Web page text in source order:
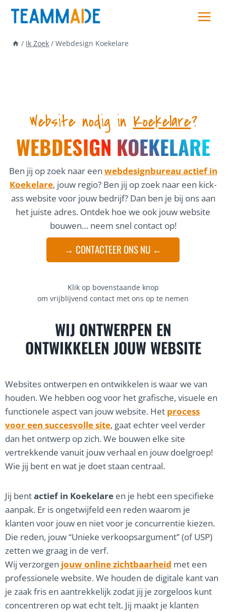
Skip
/ Ik Zoek / Webdesign Koekelare
Website nodig inKoekelare?
WEBDESIGN KOEKELARE
Ben jij op zoek naar een webdesignbureau actief in
Koekelare, jouw regio? Ben jij op zoek naar een kick-
ass website voor jouw bedrijf? Dan ben je bij ons aan
het juiste adres. Ontdek hoe we ook jouw website
bouwen… neem snel contact op!
→ CONTACTEER ONS NU ←
Klik op bovenstaande knop
om vrijblijvend contact met ons op te nemen
WIJ ONTWERPEN EN
ONTWIKKELEN JOUW WEBSITE
Websites ontwerpen en ontwikkelen is waar we van
houden. We hebben oog voor het grafische, visuele en
functionele aspect van jouw website. Het process
voor een succesvolle site, gaat echter veel verder
dan het ontwerp op zich. We bouwen elke site
vertrekkende vanuit jouw verhaal en jouw doelgroep!
Wie jij bent en wat je doet staan centraal.
Jij bentactief in Koekelare en je hebt een specifieke
aanpak. Er is ongetwijfeld een reden waarom je
klanten voor jouw en niet voor je concurrentie kiezen.
Die reden, jouw “Unieke verkoopsargument” (of USP)
zetten we graag in de verf.
Wij verzorgen jouw online zichtbaarheid met een
professionele website. We houden de digitale kant van
je zaak fris en aantrekkelijk zodat jij je zorgeloos kunt
concentreren op wat echt telt. Jij maakt je klanten